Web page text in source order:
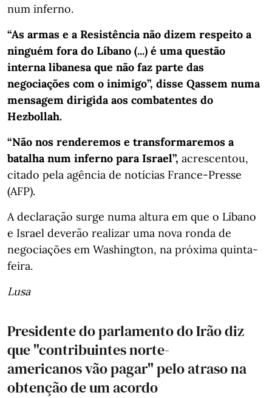
num inferno.
“As armas e a Resistência não dizem respeito a
ninguém fora do Líbano (...) é uma questão
interna libanesa que não faz parte das
negociações com o inimigo”, disse Qassem numa
mensagem dirigida aos combatentes do
Hezbollah.
“Não nos renderemos e transformaremos a
batalha num inferno para Israel”, acrescentou,
citado pela agência de notícias France-Presse
(AFP).
A declaração surge numa altura em que o Líbano
e Israel deverão realizar uma nova ronda de
negociações em Washington, na próxima quinta-
feira.
Lusa
Presidente do parlamento do Irão diz
que "contribuintes norte-
americanos vão pagar" pelo atraso na
obtenção de um acordo